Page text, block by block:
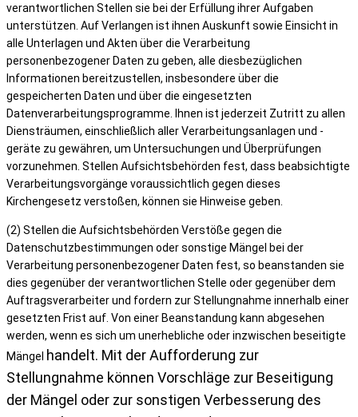
verantwortlichen Stellen sie bei der Erfüllung ihrer Aufgaben
unterstützen. Auf Verlangen ist ihnen Auskunft sowie Einsicht in
alle Unterlagen und Akten über die Verarbeitung
personenbezogener Daten zu geben, alle diesbezüglichen
Informationen bereitzustellen, insbesondere über die
gespeicherten Daten und über die eingesetzten
Datenverarbeitungsprogramme. Ihnen ist jederzeit Zutritt zu allen
Diensträumen, einschließlich aller Verarbeitungsanlagen und -
geräte zu gewähren, um Untersuchungen und Überprüfungen
vorzunehmen. Stellen Aufsichtsbehörden fest, dass beabsichtigte
Verarbeitungsvorgänge voraussichtlich gegen dieses
Kirchengesetz verstoßen, können sie Hinweise geben.
(2) Stellen die Aufsichtsbehörden Verstöße gegen die
Datenschutzbestimmungen oder sonstige Mängel bei der
Verarbeitung personenbezogener Daten fest, so beanstanden sie
dies gegenüber der verantwortlichen Stelle oder gegenüber dem
Auftragsverarbeiter und fordern zur Stellungnahme innerhalb einer
gesetzten Frist auf. Von einer Beanstandung kann abgesehen
werden, wenn es sich um unerhebliche oder inzwischen beseitigte
Mängel handelt. Mit der Aufforderung zur
Stellungnahme können Vorschläge zur Beseitigung
der Mängel oder zur sonstigen Verbesserung des